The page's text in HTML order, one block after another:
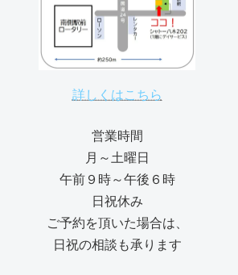
詳しくはこちら
営業時間
月～土曜日
午前９時～午後６時
日祝休み
ご予約を頂いた場合は、
日祝の相談も承ります